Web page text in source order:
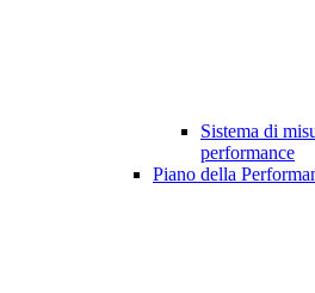
Sistema di
performance
Piano della